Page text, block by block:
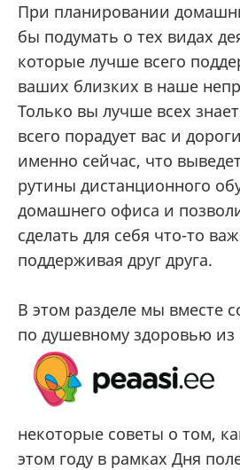
При планировании
бы подумать о тех видах
которые лучше всего
ваших близких в наше
Только вы лучше всех
всего порадует вас и
именно сейчас, что
рутины дистанционного
домашнего офиса и
сделать для себя что-то
поддерживая друг друга.
В этом разделе мы вместе
по душевному здоровью из
некоторые советы о том,
этом году в рамках Дня